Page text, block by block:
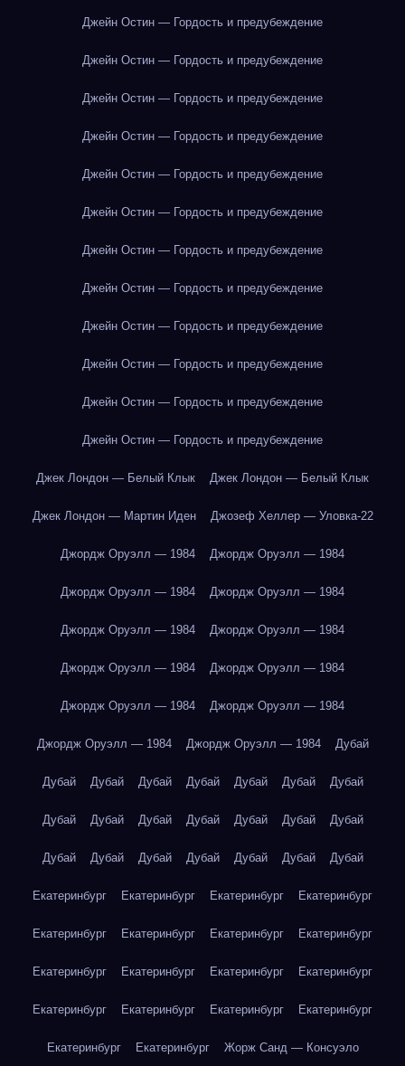
Джейн Остин — Гордость и предубеждение
Джейн Остин — Гордость и предубеждение
Джейн Остин — Гордость и предубеждение
Джейн Остин — Гордость и предубеждение
Джейн Остин — Гордость и предубеждение
Джейн Остин — Гордость и предубеждение
Джейн Остин — Гордость и предубеждение
Джейн Остин — Гордость и предубеждение
Джейн Остин — Гордость и предубеждение
Джейн Остин — Гордость и предубеждение
Джейн Остин — Гордость и предубеждение
Джейн Остин — Гордость и предубеждение
Джек Лондон — Белый Клык Джек Лондон — Белый Клык
Джек Лондон — Мартин Иден Джозеф Хеллер — Уловка-22
Джордж Оруэлл — 1984 Джордж Оруэлл — 1984
Джордж Оруэлл — 1984 Джордж Оруэлл — 1984
Джордж Оруэлл — 1984 Джордж Оруэлл — 1984
Джордж Оруэлл — 1984 Джордж Оруэлл — 1984
Джордж Оруэлл — 1984 Джордж Оруэлл — 1984
Джордж Оруэлл — 1984 Джордж Оруэлл — 1984 Дубай
Дубай Дубай Дубай Дубай Дубай Дубай Дубай
Дубай Дубай Дубай Дубай Дубай Дубай Дубай
Дубай Дубай Дубай Дубай Дубай Дубай Дубай
Екатеринбург Екатеринбург Екатеринбург Екатеринбург
Екатеринбург Екатеринбург Екатеринбург Екатеринбург
Екатеринбург Екатеринбург Екатеринбург Екатеринбург
Екатеринбург Екатеринбург Екатеринбург Екатеринбург
Екатеринбург Екатеринбург Жорж Санд — Консуэло